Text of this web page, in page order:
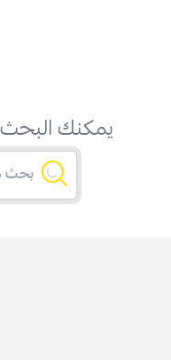
يمكنك البحث